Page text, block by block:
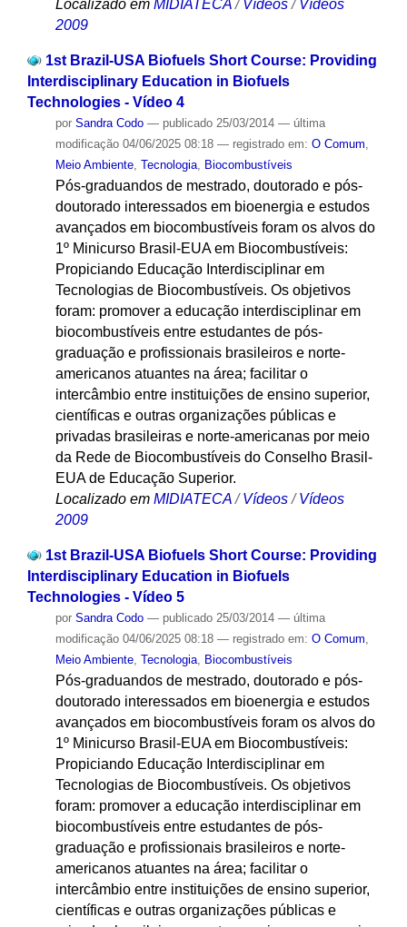
Localizado em MIDIATECA /Vídeos /Vídeos
2009
1st Brazil-USA Biofuels Short Course: Providing
Interdisciplinary Education in Biofuels
Technologies - Vídeo 4
por Sandra Codo — publicado25/03/2014 — última
modificação04/06/2025 08:18 — registrado em: O Comum,
Meio Ambiente, Tecnologia, Biocombustíveis
Pós-graduandos de mestrado, doutorado e pós-
doutorado interessados em bioenergia e estudos
avançados em biocombustíveis foram os alvos do
1º Minicurso Brasil-EUA em Biocombustíveis:
Propiciando Educação Interdisciplinar em
Tecnologias de Biocombustíveis. Os objetivos
foram: promover a educação interdisciplinar em
biocombustíveis entre estudantes de pós-
graduação e profissionais brasileiros e norte-
americanos atuantes na área; facilitar o
intercâmbio entre instituições de ensino superior,
científicas e outras organizações públicas e
privadas brasileiras e norte-americanas por meio
da Rede de Biocombustíveis do Conselho Brasil-
EUA de Educação Superior.
Localizado em MIDIATECA /Vídeos /Vídeos
2009
1st Brazil-USA Biofuels Short Course: Providing
Interdisciplinary Education in Biofuels
Technologies - Vídeo 5
por Sandra Codo — publicado25/03/2014 — última
modificação04/06/2025 08:18 — registrado em: O Comum
Meio Ambiente, Tecnologia, Biocombustíveis
Pós-graduandos de mestrado, doutorado e pós-
doutorado interessados em bioenergia e estudos
avançados em biocombustíveis foram os alvos do
1º Minicurso Brasil-EUA em Biocombustíveis:
Propiciando Educação Interdisciplinar em
Tecnologias de Biocombustíveis. Os objetivos
foram: promover a educação interdisciplinar em
biocombustíveis entre estudantes de pós-
graduação e profissionais brasileiros e norte-
americanos atuantes na área; facilitar o
intercâmbio entre instituições de ensino superior,
científicas e outras organizações públicas e